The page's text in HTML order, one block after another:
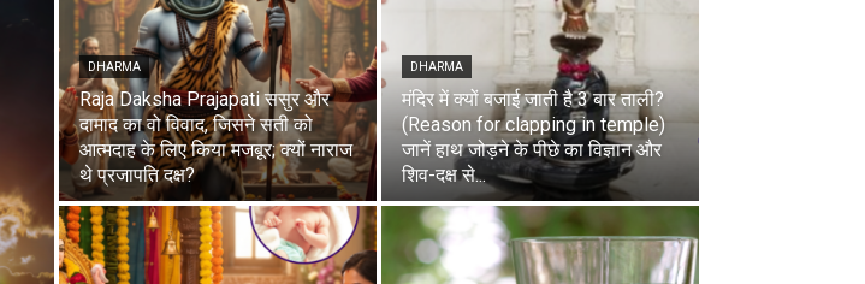
DHARMA
Raja Daksha Prajapati ससुर और
दामाद का वो विवाद, जिसने सती को
आत्मदाह के लिए किया मजबूर; क्यों नाराज
थे प्रजापति दक्ष?
DHARMA
मंदिर में क्यों बजाई जाती है 3 बार ताली?
(Reason for clapping in temple)
जानें हाथ जोड़ने के पीछे का विज्ञान और
शिव-दक्ष से...